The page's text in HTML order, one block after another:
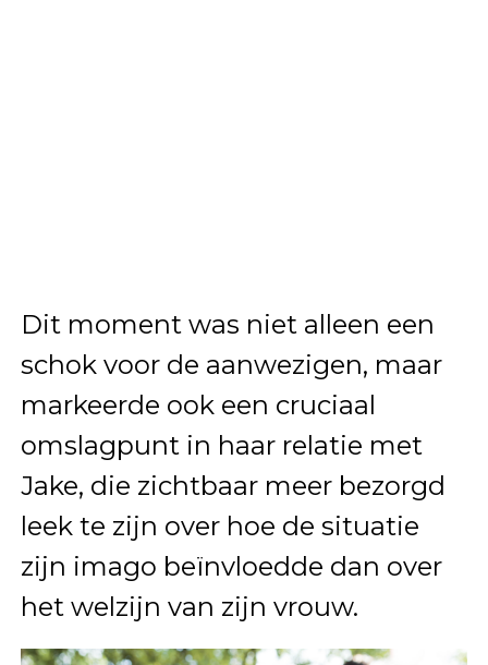
Dit moment was niet alleen een
schok voor de aanwezigen, maar
markeerde ook een cruciaal
omslagpunt in haar relatie met
Jake, die zichtbaar meer bezorgd
leek te zijn over hoe de situatie
zijn imago beïnvloedde dan over
het welzijn van zijn vrouw.